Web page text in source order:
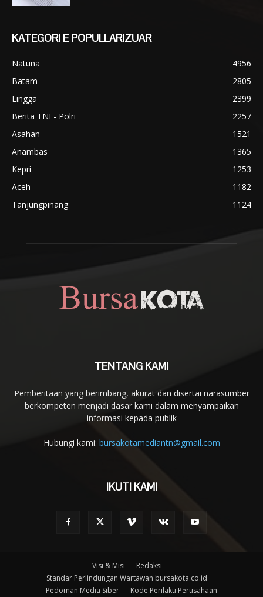
KATEGORI E POPULLARIZUAR
Natuna
4956
Batam
2805
Lingga
2399
Berita TNI - Polri
2257
Asahan
1521
Anambas
1365
Kepri
1253
Aceh
1182
Tanjungpinang
1124
TENTANG KAMI
Pemberitaan yang berimbang, akurat dan disertai narasumber
berkompeten menjadi dasar kami dalam menyampaikan
informasi kepada publik
Hubungi kami: bursakotamediantn@gmail.com
IKUTI KAMI
Visi & Misi
Redaksi
Standar Perlindungan Wartawan bursakota.co.id
Pedoman Media Siber
Kode Perilaku Perusahaan